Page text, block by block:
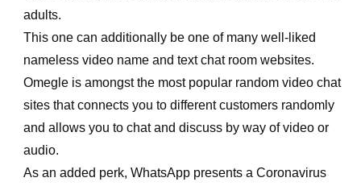
adults.
This one can additionally be one of many well-liked
nameless video name and text chat room websites.
Omegle is amongst the most popular random video chat
sites that connects you to different customers randomly
and allows you to chat and discuss by way of video or
audio.
As an added perk, WhatsApp presents a Coronavirus